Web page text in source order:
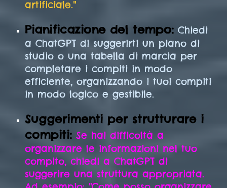
artificiale."
Pianificazione del tempo: Chiedi
a ChatGPT di suggerirti un piano di
studio o una tabella di marcia per
completare i compiti in modo
efficiente, organizzando i tuoi compiti
in modo logico e gestibile.
Suggerimenti per strutturare i
compiti: Se hai difficoltà a
organizzare le informazioni nel tuo
compito, chiedi a ChatGPT di
suggerire una struttura appropriata.